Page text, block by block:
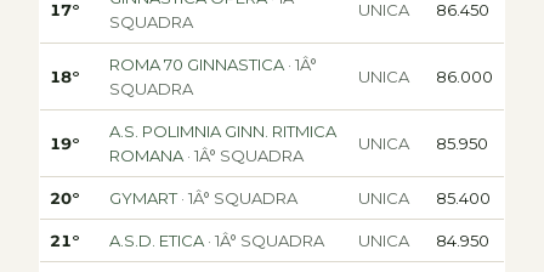
17°
SQUADRA
UNICA 86.450
18°
ROMA 70 GINNASTICA · 1Â°
SQUADRA
UNICA 86.000
19°
A.S. POLIMNIA GINN. RITMICA
ROMANA · 1Â° SQUADRA
UNICA 85.950
20° GYMART · 1Â° SQUADRA UNICA 85.400
21° A.S.D. ETICA · 1Â° SQUADRA UNICA 84.950